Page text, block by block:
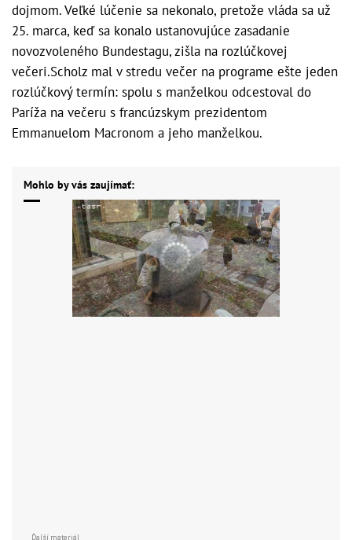
dojmom. Veľké lúčenie sa nekonalo, pretože vláda sa už
25. marca, keď sa konalo ustanovujúce zasadanie
novozvoleného Bundestagu, zišla na rozlúčkovej
večeri.Scholz mal v stredu večer na programe ešte jeden
rozlúčkový termín: spolu s manželkou odcestoval do
Paríža na večeru s francúzskym prezidentom
Emmanuelom Macronom a jeho manželkou.
Mohlo by vás zaujímať: